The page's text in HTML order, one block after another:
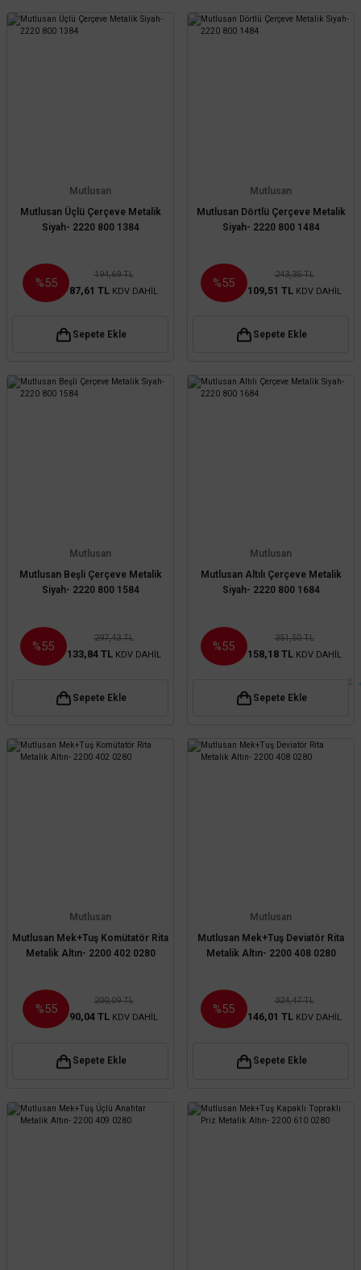
Mutlusan
Mutlusan Üçlü Çerçeve Metalik
Siyah- 2220 800 1384
%55
194,69 TL
87,61 TL KDV DAHİL
Sepete Ekle
Mutlusan
Mutlusan Dörtlü Çerçeve Metalik
Siyah- 2220 800 1484
%55
243,35 TL
109,51 TL KDV DAHİL
Sepete Ekle
Mutlusan
Mutlusan Beşli Çerçeve Metalik
Siyah- 2220 800 1584
%55
297,43 TL
133,84 TL KDV DAHİL
Sepete Ekle
Mutlusan
Mutlusan Altılı Çerçeve Metalik
Siyah- 2220 800 1684
%55
351,50 TL
158,18 TL KDV DAHİL
Sepete Ekle
Mutlusan
Mutlusan Mek+Tuş Komütatör Rita
Metalik Altın- 2200 402 0280
%55
200,09 TL
90,04 TL KDV DAHİL
Sepete Ekle
Mutlusan
Mutlusan Mek+Tuş Deviatör Rita
Metalik Altın- 2200 408 0280
%55
324,47 TL
146,01 TL KDV DAHİL
Sepete Ekle